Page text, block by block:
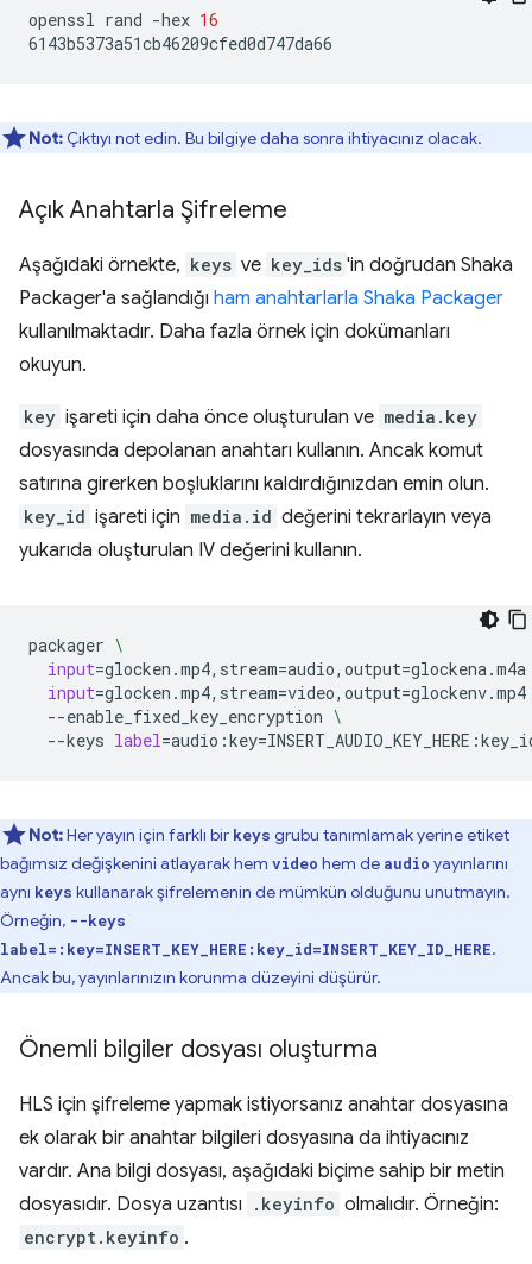
openssl rand -hex 16
Not: Çıktıyı not edin. Bu bilgiye daha sonra ihtiyacınız olacak.
Açık Anahtarla Şifreleme
Aşağıdaki örnekte, keys ve key_ids 'in doğrudan Shaka
Packager'a sağlandığı ham anahtarlarla Shaka Packager
kullanılmaktadır. Daha fazla örnek için dokümanları
okuyun.
key işareti için daha önce oluşturulan ve media.key
dosyasında depolanan anahtarı kullanın. Ancak komut
satırına girerken boşluklarını kaldırdığınızdan emin olun.
key_id işareti için media.id değerini tekrarlayın veya
yukarıda oluşturulan IV değerini kullanın.
packager \
input=glocken.mp4,stream=audio,output=glockena.m4a
input=glocken.mp4,stream=video,output=glockenv.mp4
--enable_fixed_key_encryption \
--keys label=audio:key=
Not:Her yayın için farklı bir keys grubu tanımlamak yerine etiket
bağımsız değişkenini atlayarak hem video hem de audio yayınlarını
aynı keys kullanarak şifrelemenin de mümkün olduğunu unutmayın.
Örneğin, --keys
label=:key=INSERT_KEY_HERE:key_id=INSERT_KEY_ID_HERE.
Ancak bu, yayınlarınızın korunma düzeyini düşürür.
Önemli bilgiler dosyası oluşturma
HLS için şifreleme yapmak istiyorsanız anahtar dosyasına
ek olarak bir anahtar bilgileri dosyasına da ihtiyacınız
vardır. Ana bilgi dosyası, aşağıdaki biçime sahip bir metin
dosyasıdır. Dosya uzantısı
.keyinfo olmalıdır. Örneğin:
encrypt.keyinfo .